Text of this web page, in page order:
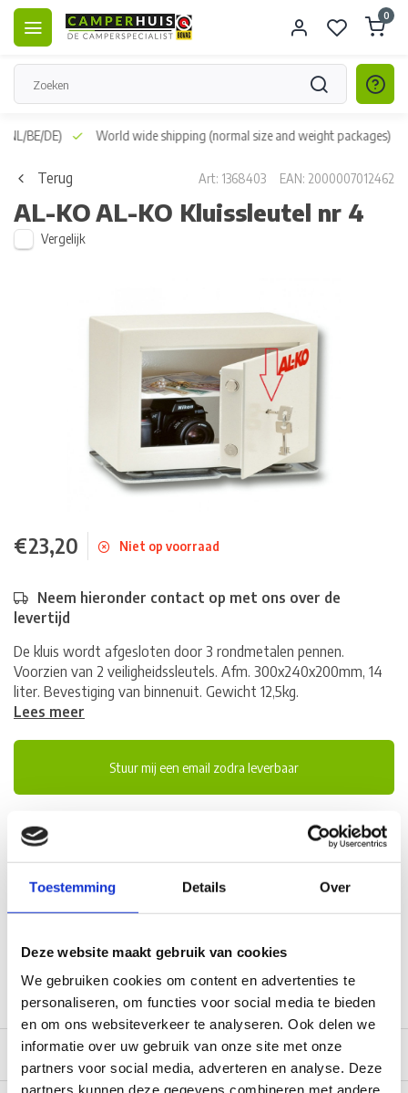
Toestemming Details Over
Deze website maakt gebruik van cookies
We gebruiken cookies om content en advertenties te
personaliseren, om functies voor social media te bieden
en om ons websiteverkeer te analyseren. Ook delen we
informatie over uw gebruik van onze site met onze
partners voor social media, adverteren en analyse. Deze
partners kunnen deze gegevens combineren met andere
0
NL/BE/DE) World wide shipping (normal size and weight packages)
Terug Art: 1368403 EAN: 2000007012462
AL-KOAL-KO Kluissleutel nr 4
Vergelijk
€23,20 Niet op voorraad
Neem hieronder contact op met ons over de
levertijd
De kluis wordt afgesloten door 3 rondmetalen pennen.
Voorzien van 2 veiligheidssleutels. Afm. 300x240x200mm, 14
liter. Bevestiging van binnenuit. Gewicht 12,5kg.
Lees meer
Stuur mij een email zodra leverbaar
Voor 12:00 besteld, doorgaans dezelfde dag verzonden
(werkdagen, normale pakketten naar NL/BE/DE)
World wide shipping (normal size and weight packages)
verzending. Een deel van de artikelen op voorraad in de
service@camperhuis.nl
Beschrijving